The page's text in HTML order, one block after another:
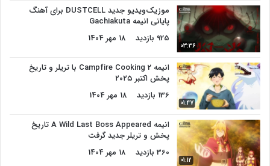
03:36
موزیک‌ویدیو جدید DUSTCELL برای آهنگ
پایانی انیمه Gachiakuta
925 بازدید
18 مهر 1404
01:47
انیمه Campfire Cooking 2 با تریلر و تاریخ
پخش اکتبر ۲۰۲۵
136 بازدید
18 مهر 1404
01:12
انیمه A Wild Last Boss Appeared تاریخ
پخش و تریلر جدید گرفت
360 بازدید
18 مهر 1404